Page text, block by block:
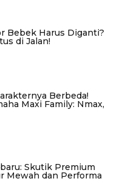
Bebek Harus Diganti?
di Jalan!
Berbeda!
Maxi Family: Nmax,
Skutik Premium
Mewah dan Performa